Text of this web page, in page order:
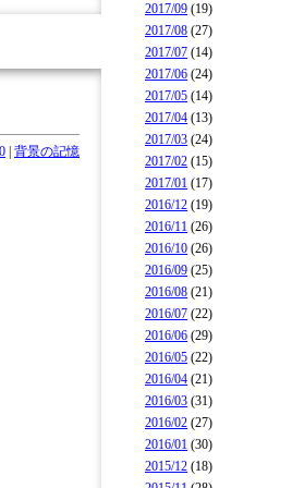
背景の記憶
2017/09 (19)
2017/08 (27)
2017/07 (14)
2017/06 (24)
2017/05 (14)
2017/04 (13)
2017/03 (24)
2017/02 (15)
2017/01 (17)
2016/12 (19)
2016/11 (26)
2016/10 (26)
2016/09 (25)
2016/08 (21)
2016/07 (22)
2016/06 (29)
2016/05 (22)
2016/04 (21)
2016/03 (31)
2016/02 (27)
2016/01 (30)
2015/12 (18)